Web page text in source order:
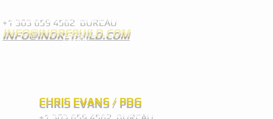
+1 303 659 4562 BUREAU
INFO@INDREBUILD.COM
EMAIL
CHRIS EVANS / PDG
+1 303 659 4562 BUREAU